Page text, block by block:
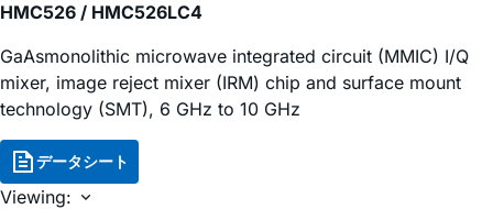
HMC526 / HMC526LC4
GaAsmonolithic microwave integrated circuit (MMIC) I/Q
mixer, image reject mixer (IRM) chip and surface mount
technology (SMT), 6 GHz to 10 GHz
データシート
Viewing: